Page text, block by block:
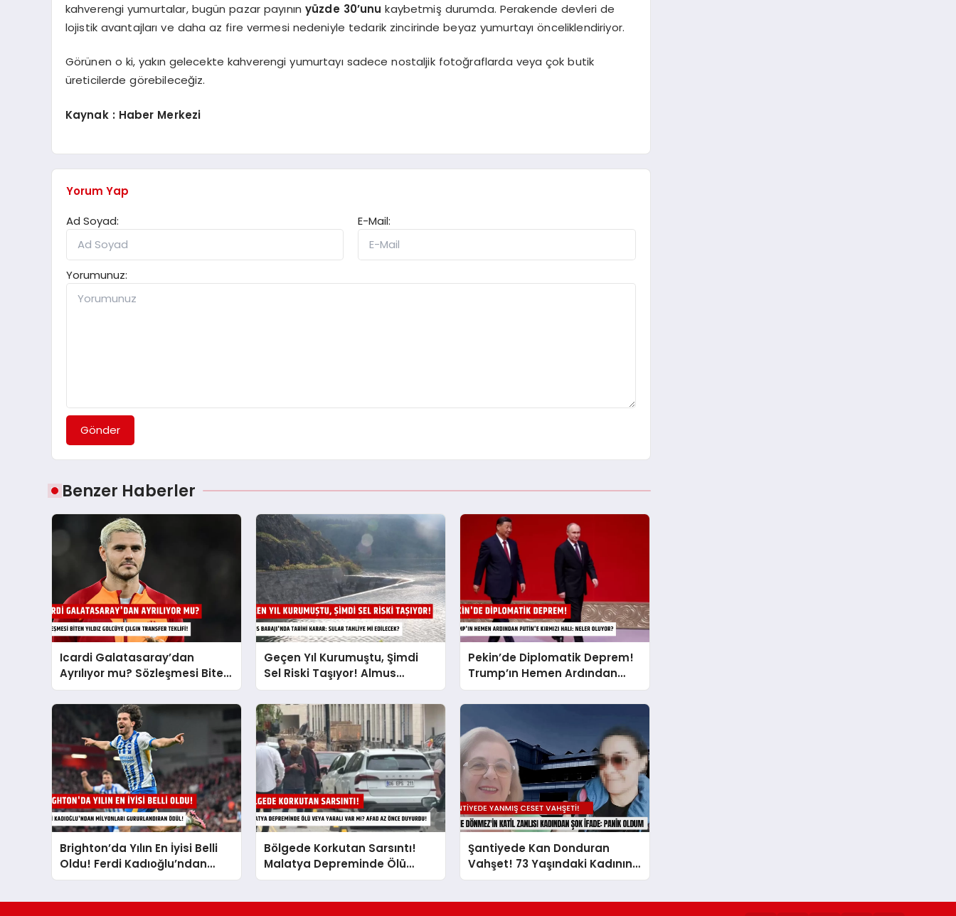
kahverengi yumurtalar, bugün pazar payının yüzde 30’unu kaybetmiş durumda. Perakende devleri de
lojistik avantajları ve daha az fire vermesi nedeniyle tedarik zincirinde beyaz yumurtayı önceliklendiriyor.
Görünen o ki, yakın gelecekte kahverengi yumurtayı sadece nostaljik fotoğraflarda veya çok butik
üreticilerde görebileceğiz.
Kaynak : Haber Merkezi
Yorum Yap
Ad Soyad:
E-Mail:
Yorumunuz:
Gönder
Benzer Haberler
Icardi Galatasaray’dan
Ayrılıyor mu? Sözleşmesi Biten
Yıldız Golcüye Çılgın Transfer
Teklifi!
Geçen Yıl Kurumuştu, Şimdi
Sel Riski Taşıyor! Almus
Barajı’nda Tarihi Karar: Sular
Tahliye mi Edilecek?
Pekin’de Diplomatik Deprem!
Trump’ın Hemen Ardından
Putin’e Kırmızı Halı: Neler
Oluyor?
Brighton’da Yılın En İyisi Belli
Oldu! Ferdi Kadıoğlu’ndan
Milyonları Gururlandıran Ödül!
Bölgede Korkutan Sarsıntı!
Malatya Depreminde Ölü
Veya Yaralı Var mı? AFAD Az
Şantiyede Kan Donduran
Vahşet! 73 Yaşındaki Kadının
Yanmış Cesedi Bulundu: Katil